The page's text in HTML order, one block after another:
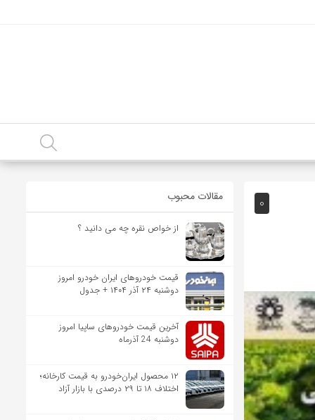
0 مقالات محبوب
از خواص نقره چه می دانید ؟
قیمت خودرو‌های ایران خودرو امروز
دوشنبه ۲۴ آذر ۱۴۰۴ + جدول
آخرین قیمت خودروهای ساپیا امروز
دوشنبه 24 آذرماه
۱۲ محصول ایران‌خودرو به قیمت کارخانه؛
اختلاف ۱۸ تا ۲۹ درصدی با بازار آزاد